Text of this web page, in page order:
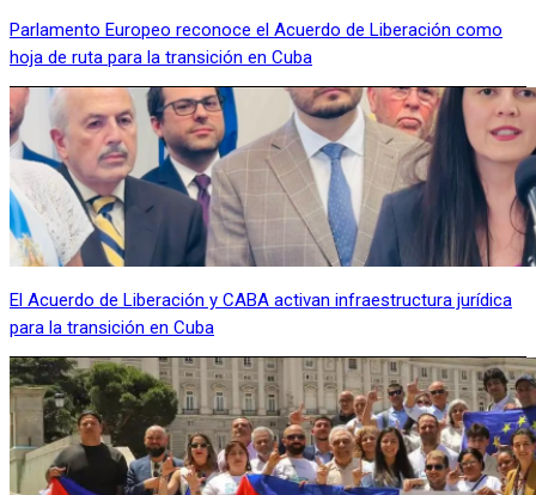
Parlamento Europeo reconoce el Acuerdo de Liberación como
hoja de ruta para la transición en Cuba
El Acuerdo de Liberación y CABA activan infraestructura jurídica
para la transición en Cuba